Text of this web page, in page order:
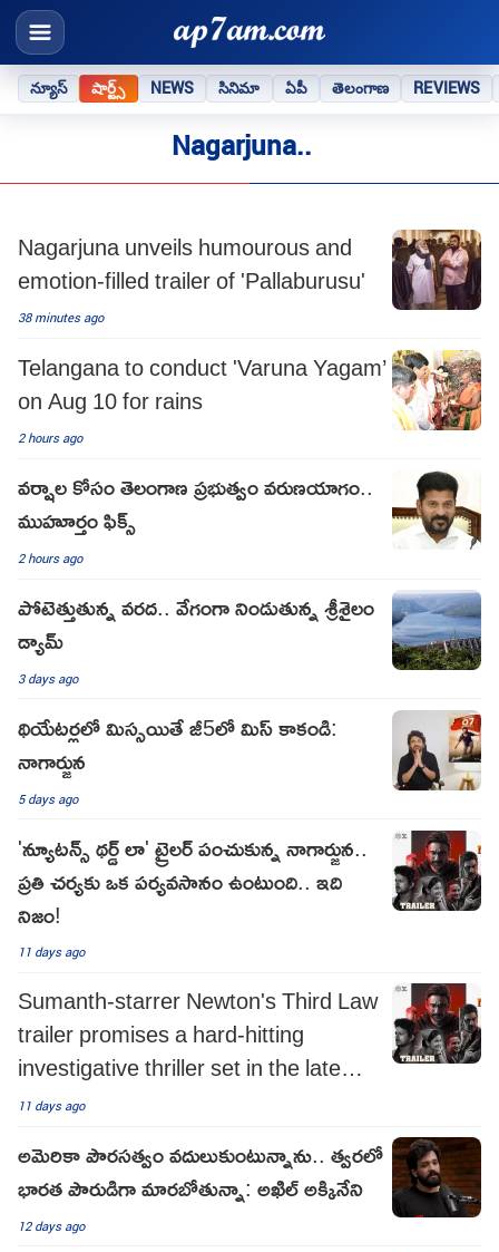
న్యూస్ షార్ట్స్ NEWS సినిమా ఏపీ తెలంగాణ REVIEWS
Nagarjuna..
Nagarjuna unveils humourous and
emotion-filled trailer of 'Pallaburusu'
38 minutes ago
Telangana to conduct 'Varuna Yagam’
on Aug 10 for rains
2 hours ago
వర్షాల కోసం తెలంగాణ ప్రభుత్వం వరుణయాగం..
ముహూర్తం ఫిక్స్
2 hours ago
పోటెత్తుతున్న వరద.. వేగంగా నిండుతున్న శ్రీశైలం
డ్యామ్
3 days ago
థియేటర్లలో మిస్సయితే జీ5లో మిస్ కాకండి:
నాగార్జున
5 days ago
'న్యూటన్స్ థర్డ్ లా' ట్రైలర్ పంచుకున్న నాగార్జున..
ప్రతి చర్యకు ఒక పర్యవసానం ఉంటుంది.. ఇది
నిజం!
11 days ago
Sumanth-starrer Newton's Third Law
trailer promises a hard-hitting
investigative thriller set in the late
nineties!
11 days ago
అమెరికా పౌరసత్వం వదులుకుంటున్నాను.. త్వరలో
భారత పౌరుడిగా మారబోతున్నా: అఖిల్ అక్కినేని
12 days ago